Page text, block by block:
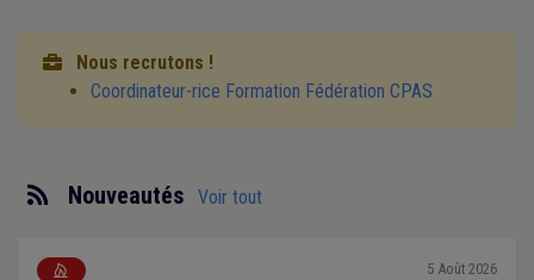
Nous recrutons !
Coordinateur-rice Formation Fédération CPAS
Nouveautés Voir tout
 5 Août 2026